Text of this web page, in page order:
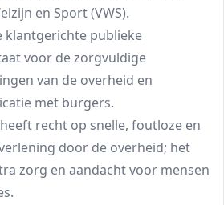
en Sport (VWS).
klantgerichte publieke
voor de zorgvuldige
van de overheid en
met burgers.
recht op snelle, foutloze en
door de overheid; het
zorg en aandacht voor mensen